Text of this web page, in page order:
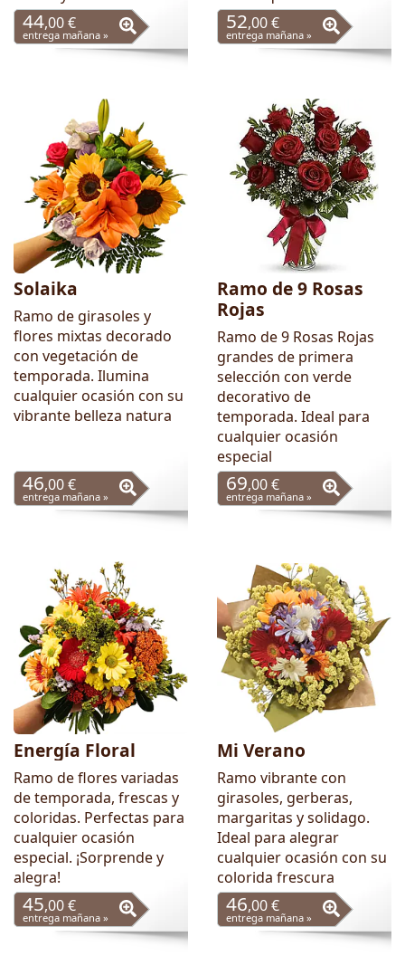
44,00 €
entrega mañana »
52,00 €
entrega mañana »
Solaika
Ramo de girasoles y
flores mixtas decorado
con vegetación de
temporada. Ilumina
cualquier ocasión con su
vibrante belleza natura
46,00 €
entrega mañana »
Ramo de 9 Rosas
Rojas
Ramo de 9 Rosas Rojas
grandes de primera
selección con verde
decorativo de
temporada. Ideal para
cualquier ocasión
especial
69,00 €
entrega mañana »
Energía Floral
Ramo de flores variadas
de temporada, frescas y
coloridas. Perfectas para
cualquier ocasión
especial. ¡Sorprende y
alegra!
45,00 €
entrega mañana »
Mi Verano
Ramo vibrante con
girasoles, gerberas,
margaritas y solidago.
Ideal para alegrar
cualquier ocasión con su
colorida frescura
46,00 €
entrega mañana »